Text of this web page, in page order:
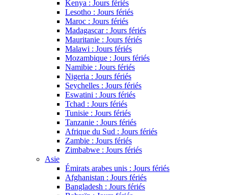
Kenya : Jours fériés
Lesotho : Jours fériés
Maroc : Jours fériés
Madagascar : Jours fériés
Mauritanie : Jours fériés
Malawi : Jours fériés
Mozambique : Jours fériés
Namibie : Jours fériés
Nigeria : Jours fériés
Seychelles : Jours fériés
Eswatini : Jours fériés
Tchad : Jours fériés
Tunisie : Jours fériés
Tanzanie : Jours fériés
Afrique du Sud : Jours fériés
Zambie : Jours fériés
Zimbabwe : Jours fériés
Asie
Émirats arabes unis : Jours fériés
Afghanistan : Jours fériés
Bangladesh : Jours fériés